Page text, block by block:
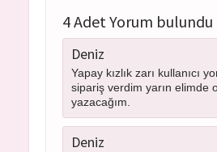
4 Adet Yorum bulundu
Deniz
Yapay kızlık zarı kullanıcı
sipariş verdim yarın elimde
yazacağım.
Deniz